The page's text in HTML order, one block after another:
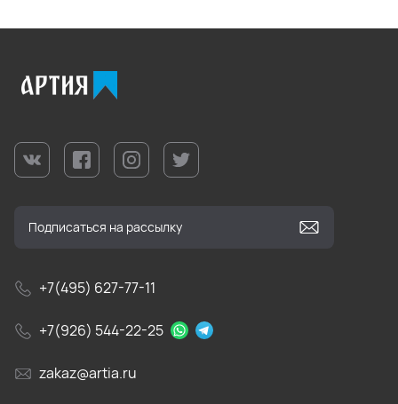
+7(495) 627-77-11
+7(926) 544-22-25
zakaz@artia.ru